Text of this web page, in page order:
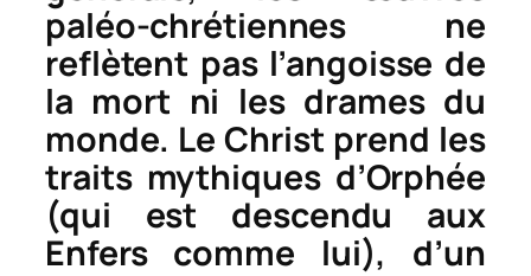
paléo-chrétiennes ne
reflètent pas l’angoisse de
la mort ni les drames du
monde. Le Christ prend les
traits mythiques d’Orphée
(qui est descendu aux
Enfers comme lui), d’un